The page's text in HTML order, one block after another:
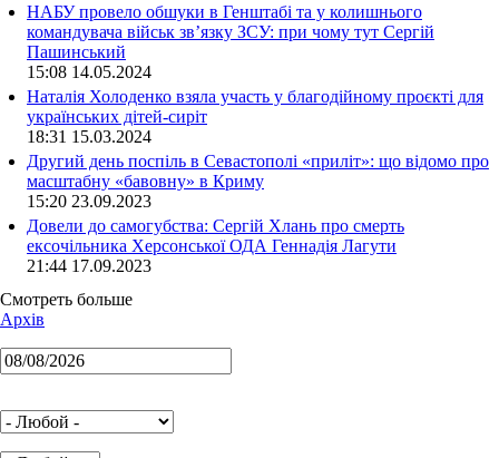
НАБУ провело обшуки в Генштабі та у колишнього
командувача військ зв’язку ЗСУ: при чому тут Сергій
Пашинський
15:08 14.05.2024
Наталія Холоденко взяла участь у благодійному проєкті для
українських дітей-сиріт
18:31 15.03.2024
Другий день поспіль в Севастополі «приліт»: що відомо про
масштабну «бавовну» в Криму
15:20 23.09.2023
Довели до самогубства: Сергій Хлань про смерть
ексочільника Херсонської ОДА Геннадія Лагути
21:44 17.09.2023
Смотреть больше
Архів